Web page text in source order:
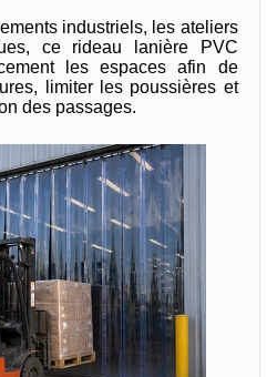
industriels, les ateliers
ce rideau lanière PVC
les espaces afin de
limiter les poussières et
des passages.